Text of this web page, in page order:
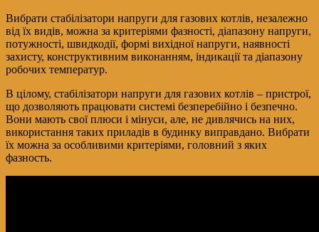
Вибрати стабілізатори напруги для газових котлів, незалежно
від їх видів, можна за критеріями фазності, діапазону напруги,
потужності, швидкодії, формі вихідної напруги, наявності
захисту, конструктивним виконанням, індикації та діапазону
робочих температур.
В цілому, стабілізатори напруги для газових котлів – пристрої,
що дозволяють працювати системі безперебійно і безпечно.
Вони мають свої плюси і мінуси, але, не дивлячись на них,
використання таких приладів в будинку виправдано. Вибрати
їх можна за особливими критеріями, головний з яких
фазность.